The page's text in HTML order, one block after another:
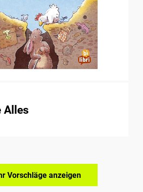
Alles
Vorschläge anzeigen